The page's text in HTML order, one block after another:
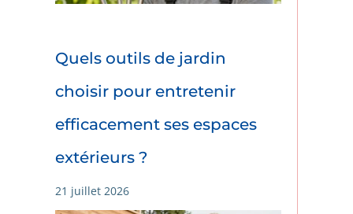
Quels outils de jardin
choisir pour entretenir
efficacement ses espaces
extérieurs ?
21 juillet 2026